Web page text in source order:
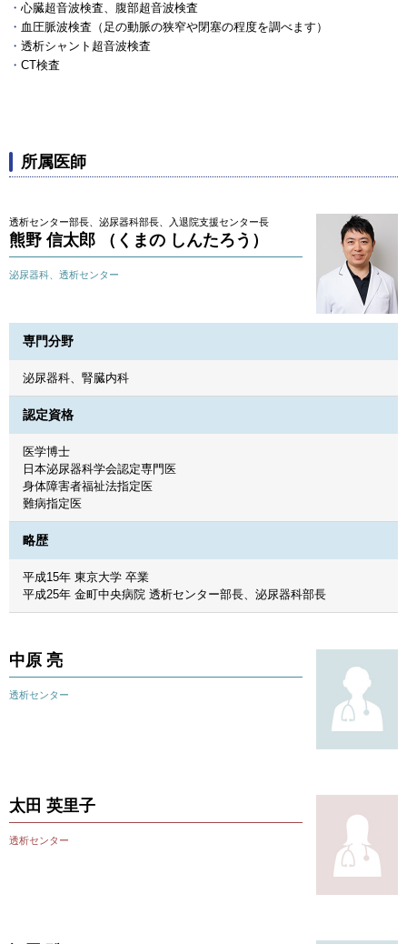
心臓超音波検査、腹部超音波検査
血圧脈波検査（足の動脈の狭窄や閉塞の程度を調べます）
透析シャント超音波検査
CT検査
所属医師
透析センター部長、泌尿器科部長、入退院支援センター長
熊野 信太郎 （くまの しんたろう）
泌尿器科、透析センター
専門分野
泌尿器科、腎臓内科
認定資格
医学博士
日本泌尿器科学会認定専門医
身体障害者福祉法指定医
難病指定医
略歴
平成15年 東京大学 卒業
平成25年 金町中央病院 透析センター部長、泌尿器科部長
中原 亮
透析センター
太田 英里子
透析センター